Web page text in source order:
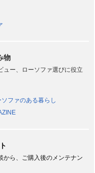
物
ュー、ローソファ選びに役立
ファのある暮らし
から、ご購入後のメンテナン